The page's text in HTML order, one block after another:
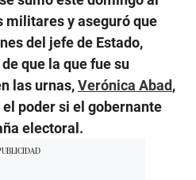
militares y aseguró que
del jefe de Estado,
que la que fue su
las urnas,Verónica Abad,
poder si el gobernante
electoral.